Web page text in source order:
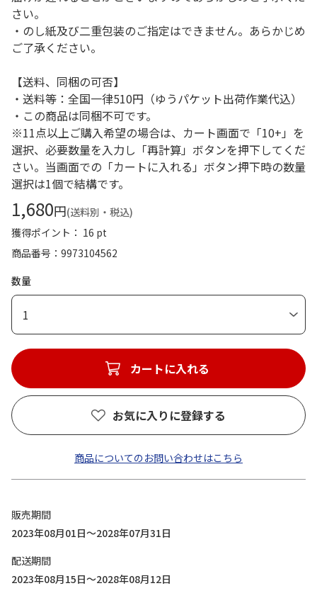
さい。
・のし紙及び二重包装のご指定はできません。あらかじめ
ご了承ください。
【送料、同梱の可否】
・送料等：全国一律510円（ゆうパケット出荷作業代込）
・この商品は同梱不可です。
※11点以上ご購入希望の場合は、カート画面で「10+」を
選択、必要数量を入力し「再計算」ボタンを押下してくだ
さい。当画面での「カートに入れる」ボタン押下時の数量
選択は1個で結構です。
1,680円(送料別・税込)
獲得ポイント： 16 pt
商品番号
9973104562
数量
1
カートに入れる
お気に入りに登録する
商品についてのお問い合わせはこちら
販売期間
2023年08月01日～2028年07月31日
配送期間
2023年08月15日～2028年08月12日